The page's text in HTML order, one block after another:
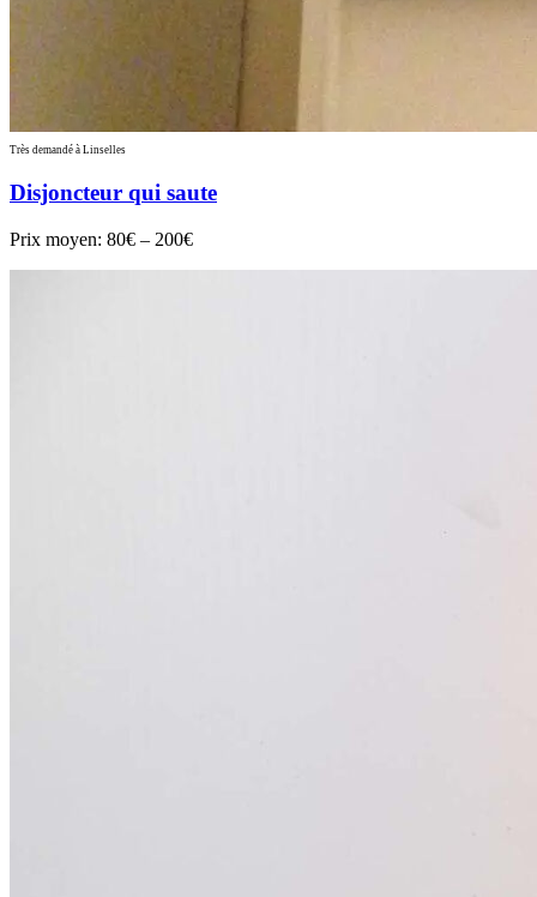
Très demandé à Linselles
Disjoncteur qui saute
Prix moyen: 80€ – 200€